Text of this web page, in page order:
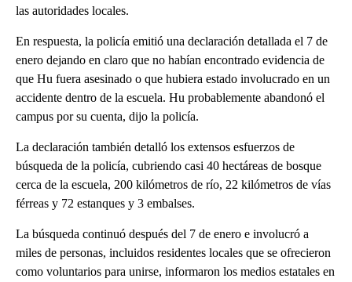
las autoridades locales.
En respuesta, la policía emitió una declaración detallada el 7 de
enero dejando en claro que no habían encontrado evidencia de
que Hu fuera asesinado o que hubiera estado involucrado en un
accidente dentro de la escuela. Hu probablemente abandonó el
campus por su cuenta, dijo la policía.
La declaración también detalló los extensos esfuerzos de
búsqueda de la policía, cubriendo casi 40 hectáreas de bosque
cerca de la escuela, 200 kilómetros de río, 22 kilómetros de vías
férreas y 72 estanques y 3 embalses.
La búsqueda continuó después del 7 de enero e involucró a
miles de personas, incluidos residentes locales que se ofrecieron
como voluntarios para unirse, informaron los medios estatales en